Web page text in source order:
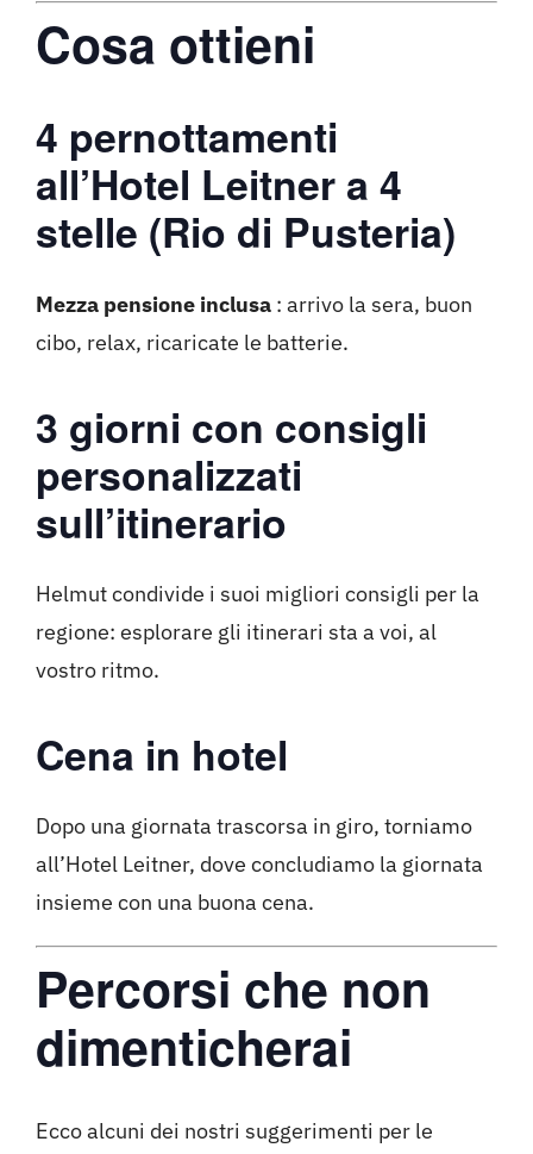
Cosa ottieni
4 pernottamenti
all’Hotel Leitner a 4
stelle (Rio di Pusteria)
Mezza pensione inclusa : arrivo la sera, buon
cibo, relax, ricaricate le batterie.
3 giorni con consigli
personalizzati
sull’itinerario
Helmut condivide i suoi migliori consigli per la
regione: esplorare gli itinerari sta a voi, al
vostro ritmo.
Cena in hotel
Dopo una giornata trascorsa in giro, torniamo
all’Hotel Leitner, dove concludiamo la giornata
insieme con una buona cena.
Percorsi che non
dimenticherai
Ecco alcuni dei nostri suggerimenti per le